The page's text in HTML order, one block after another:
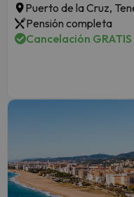
Puerto de la Cruz,
Pensión completa
Cancelación